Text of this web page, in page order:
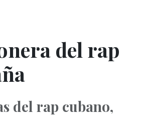
del rap
del rap cubano,